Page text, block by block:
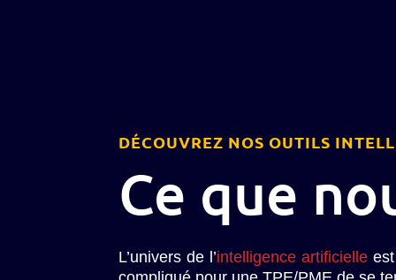
DÉCOUVREZ NOS OUTILS
Ce que
L’univers de l’intelligence artificielle